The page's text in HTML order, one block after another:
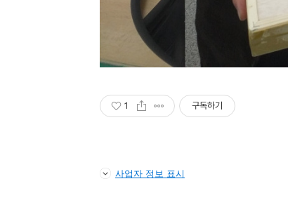
1 구독하기
사업자 정보 표시